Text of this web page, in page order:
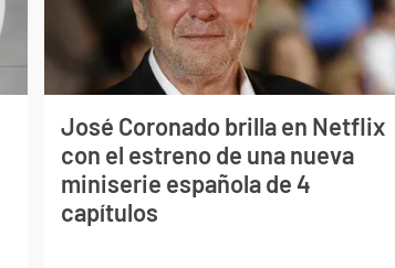
José Coronado brilla en Netflix
con el estreno de una nueva
miniserie española de 4
capítulos